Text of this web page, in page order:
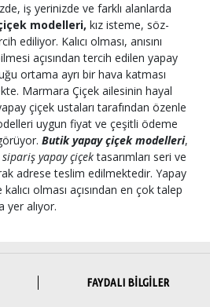
iş yerinizde ve farklı alanlarda
modelleri, kız isteme, söz-
ediliyor. Kalıcı olması, anısını
açısından tercih edilen yapay
ortama ayrı bir hava katması
Marmara Çiçek ailesinin hayal
çiçek ustaları tarafından özenle
uygun fiyat ve çeşitli ödeme
Butik yapay çiçek modelleri,
sipariş yapay çiçektasarımları seri ve
adrese teslim edilmektedir. Yapay
olması açısından en çok talep
yer alıyor.
FAYDALI BİLGİLER